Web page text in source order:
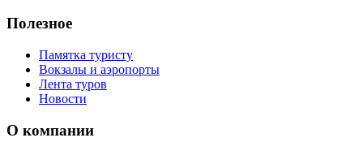
Полезное
Памятка туристу
Вокзалы и аэропорты
Лента туров
Новости
О компании